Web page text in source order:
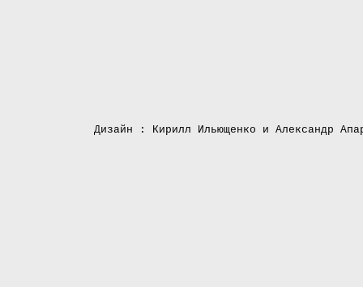
Дизайн : Кирилл Ильющенко и Александр